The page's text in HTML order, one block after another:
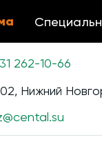
262-10-66
Нижний
cental.su